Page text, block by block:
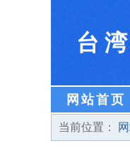
台
网站首页
当前位置：